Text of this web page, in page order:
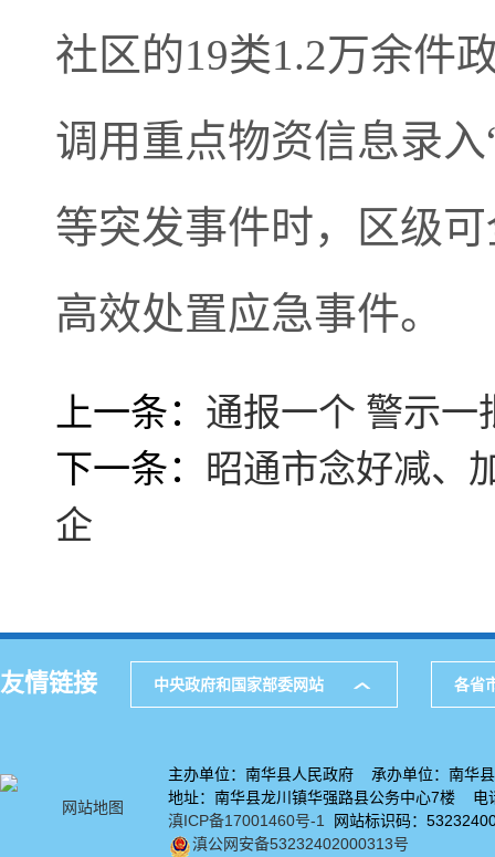
社区的19类1.2万余件
调用重点物资信息录
等突发事件时，区级
高效处置应急事件。
上一条： 通报一个 警示
下一条：
昭通市念好减、
企
友情链接 中央政府和国家部委网站 各省
网站地图
主办单位：南华县人民政府 承办单位：南华
地址：南华县龙川镇华强路县公务中心7楼
滇ICP备17001460号-1
网站标识码：
滇公网安备53232402000313号